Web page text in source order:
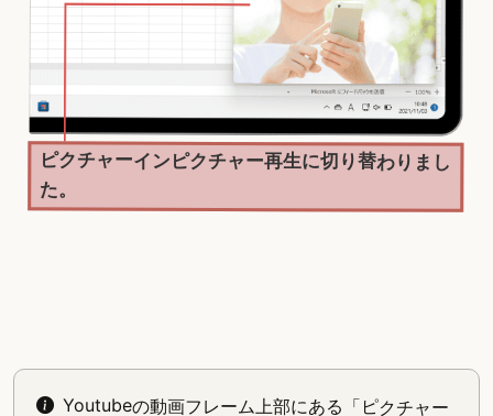
ピクチャーインピクチャー再生に切り替わりまし
た。
Youtubeの動画フレーム上部にある「ピクチャー